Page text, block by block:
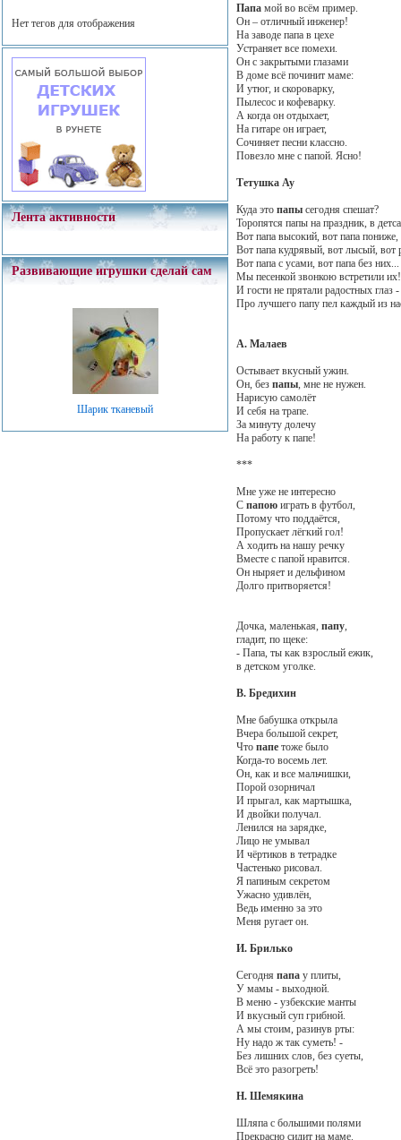
Нет тегов для отображения
Лента активности
Развивающие игрушки сделай сам
Шарик тканевый
Папамой во всём пример.
Он – отличный инженер!
На заводе папа в цехе
Устраняет все помехи.
Он с закрытыми глазами
В доме всё починит маме:
И утюг, и скороварку,
Пылесос и кофеварку.
А когда он отдыхает,
На гитаре он играет,
Сочиняет песни классно.
Повезло мне с папой. Ясно!
Тетушка Ау
Куда это папысегодня спешат?
Торопятся папы на праздник, в
Вот папа высокий, вот папа пониже,
Вот папа кудрявый, вот лысый, вот
Вот папа с усами, вот папа без них...
Мы песенкой звонкою встретили их!
И гости не прятали радостных глаз -
Про лучшего папу пел каждый из
А. Малаев
Остывает вкусный ужин.
Он, без папы, мне не нужен.
Нарисую самолёт
И себя на трапе.
За минуту долечу
На работу к папе!
***
Мне уже не интересно
С папоюиграть в футбол,
Потому что поддаётся,
Пропускает лёгкий гол!
А ходить на нашу речку
Вместе с папой нравится.
Он ныряет и дельфином
Долго притворяется!
Дочка, маленькая, папу,
гладит, по щеке:
- Папа, ты как взрослый ежик,
в детском уголке.
В. Бредихин
Мне бабушка открыла
Вчера большой секрет,
Что папетоже было
Когда-то восемь лет.
Он, как и все мальчишки,
Порой озорничал
И прыгал, как мартышка,
И двойки получал.
Ленился на зарядке,
Лицо не умывал
И чёртиков в тетрадке
Частенько рисовал.
Я папиным секретом
Ужасно удивлён,
Ведь именно за это
Меня ругает он.
И. Брилько
Сегодня папау плиты,
У мамы - выходной.
В меню - узбекские манты
И вкусный суп грибной.
А мы стоим, разинув рты:
Ну надо ж так суметь! -
Без лишних слов, без суеты,
Всё это разогреть!
Н. Шемякина
Шляпа с большими полями
Прекрасно сидит на маме.